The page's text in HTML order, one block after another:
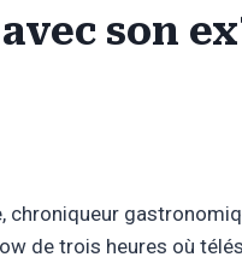
son
de trois heures où